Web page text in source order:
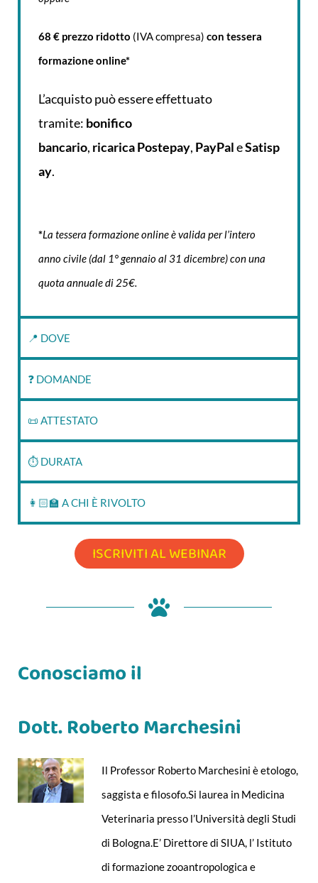
68 € prezzo ridotto (IVA compresa) con tessera
formazione online*
L’acquisto può essere effettuato
tramite: bonifico
bancario, ricaricaPostepay, PayPaleSatisp
ay.
*La tessera formazione online è valida per l’intero
anno civile (dal 1° gennaio al 31 dicembre) con una
quota annuale di 25€.
📍 DOVE
❓ DOMANDE
📜 ATTESTATO
⏱‍ DURATA
👩🏻‍🏫 A CHI È RIVOLTO
ISCRIVITI AL WEBINAR
Conosciamo il
Dott. Roberto Marchesini
Il Professor Roberto Marchesini è etologo,
saggista e filosofo.Si laurea in Medicina
Veterinaria presso l’Università degli Studi
di Bologna.E’ Direttore di SIUA, l’ Istituto
di formazione zooantropologica e